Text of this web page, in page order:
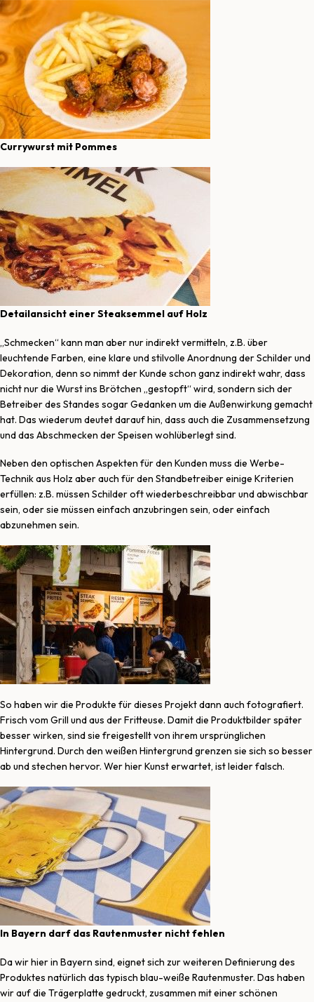
Currywurst mit Pommes
Detailansicht einer Steaksemmel auf Holz
„Schmecken“ kann man aber nur indirekt vermitteln, z.B. über
leuchtende Farben, eine klare und stilvolle Anordnung der Schilder und
Dekoration, denn so nimmt der Kunde schon ganz indirekt wahr, dass
nicht nur die Wurst ins Brötchen „gestopft“ wird, sondern sich der
Betreiber des Standes sogar Gedanken um die Außenwirkung gemacht
hat. Das wiederum deutet darauf hin, dass auch die Zusammensetzung
und das Abschmecken der Speisen wohlüberlegt sind.
Neben den optischen Aspekten für den Kunden muss die Werbe-
Technik aus Holz aber auch für den Standbetreiber einige Kriterien
erfüllen: z.B. müssen Schilder oft wiederbeschreibbar und abwischbar
sein, oder sie müssen einfach anzubringen sein, oder einfach
abzunehmen sein.
So haben wir die Produkte für dieses Projekt dann auch fotografiert.
Frisch vom Grill und aus der Fritteuse. Damit die Produktbilder später
besser wirken, sind sie freigestellt von ihrem ursprünglichen
Hintergrund. Durch den weißen Hintergrund grenzen sie sich so besser
ab und stechen hervor. Wer hier Kunst erwartet, ist leider falsch.
In Bayern darf das Rautenmuster nicht fehlen
Da wir hier in Bayern sind, eignet sich zur weiteren Definierung des
Produktes natürlich das typisch blau-weiße Rautenmuster. Das haben
wir auf die Trägerplatte gedruckt, zusammen mit einer schönen